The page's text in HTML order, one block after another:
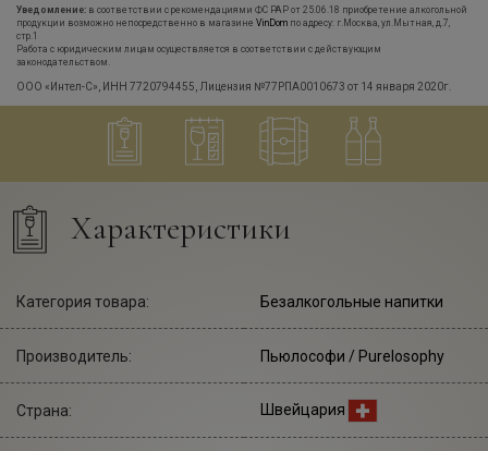
Уведомление: в соответствии с рекомендациями ФС РАР от 25.06.18 приобретение алкогольной
продукции возможно непосредственно в магазине VinDom по адресу: г.Москва, ул.Мытная, д.7,
стр.1
Работа с юридическим лицам осуществляется в соответствии с действующим
законодательством.
ООО «Интел-С», ИНН 7720794455, Лицензия №77РПА0010673 от 14 января 2020г.
Характеристики
Категория товара: Безалкогольные напитки
Производитель: Пьюлософи / Purelosophy
Страна: Швейцария